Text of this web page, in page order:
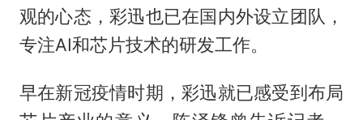
观的心态，彩迅也已在国内外设立团队，
专注AI和芯片技术的研发工作。
早在新冠疫情时期，彩迅就已感受到布局